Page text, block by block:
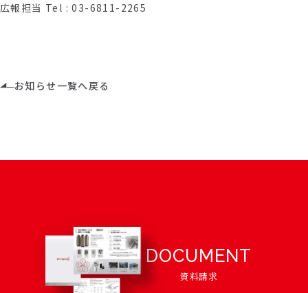
広報担当 Tel : 03-6811-2265
お知らせ一覧へ戻る
DOCUMENT
資料請求